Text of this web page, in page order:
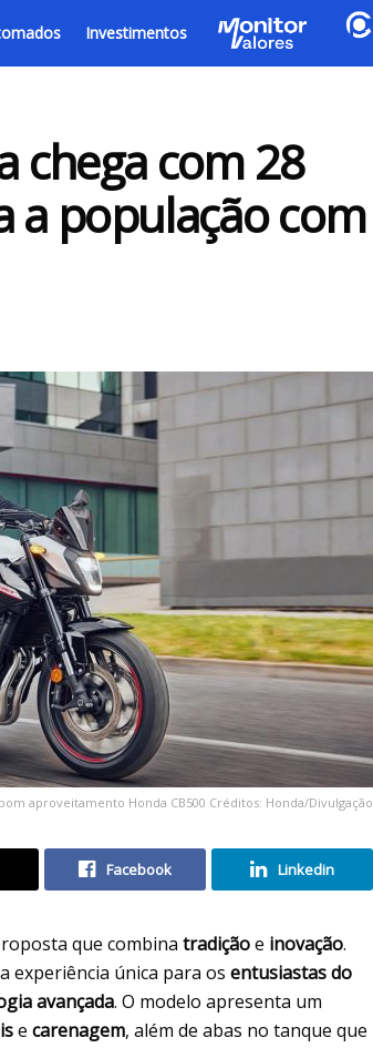
Investimentos
chega com 28
a população com
aproveitamento Honda CB500 Créditos: Honda/Divulgação
Facebook Linkedin
que combina tradiçãoe inovação.
experiência única para os entusiastas do
avançada. O modelo apresenta um
e carenagem, além de abas no tanque que